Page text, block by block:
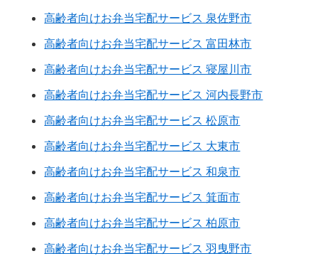
高齢者向けお弁当宅配サービス 泉佐野市
高齢者向けお弁当宅配サービス 富田林市
高齢者向けお弁当宅配サービス 寝屋川市
高齢者向けお弁当宅配サービス 河内長野市
高齢者向けお弁当宅配サービス 松原市
高齢者向けお弁当宅配サービス 大東市
高齢者向けお弁当宅配サービス 和泉市
高齢者向けお弁当宅配サービス 箕面市
高齢者向けお弁当宅配サービス 柏原市
高齢者向けお弁当宅配サービス 羽曳野市